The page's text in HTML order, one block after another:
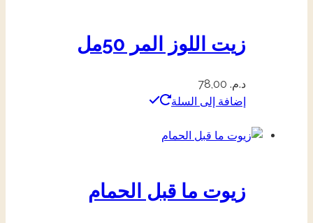
زيت اللوز المر 50مل
د.م.
إضافة إلى السلة
زيوت ما قبل الحمام